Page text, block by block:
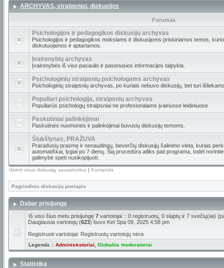
ARCHYVAS, straipsniai, diskusijos
Forumas
Psichologijos ir pedagogikos diskusijų archyvas
Psichologijos ir pedagogikos mokslams ir diskusijoms priskiriamos temos,
diskutuojamos ir aptariamos.
Įvairenybių archyvas
Įvairenybės iš viso pasaulio ir pasenusios informacijos talpykla.
Psichologinių straipsnių psichologams archyvas
Psichologinių straipsnių archyvas, po kuriais nebuvo diskusijų, bet turi
Populiari psichologija, straipsnių archyvas
Populiarūs psichologų straipsniai ne profesionalams įvairiuose leidiniuose
Paskutiniai palinkėjimai
Paskutinės nuomonės ir palinkėjimai buvusių diskusijų temoms.
Šiukšlynas, PRAŽUVA
Praradusių prasmę ir nenaudingų, beverčių diskusijų šalinimo vieta, kurias
automatiškai, lygiai po 7 dienų. Šią procedūra atliks pati programa, todėl
galimybė spėti nusikopijuoti.
Ištrinti visus diskusijų sausainėlius | Komanda
Pagrindinis diskusijų puslapis
Dabar prisijungę
Iš viso šiuo metu prisijungę 7 vartotojai :: 0 registruotų, 0 slaptų ir 7 svečių(iai)
Daugiausia vartotojų (623) buvo Ket Spa 09, 2025 4:58 pm
Registruoti vartotojai: Registruotų vartotojų nėra
Legenda :: Administratoriai Globalūs moderatoriai
Statistika